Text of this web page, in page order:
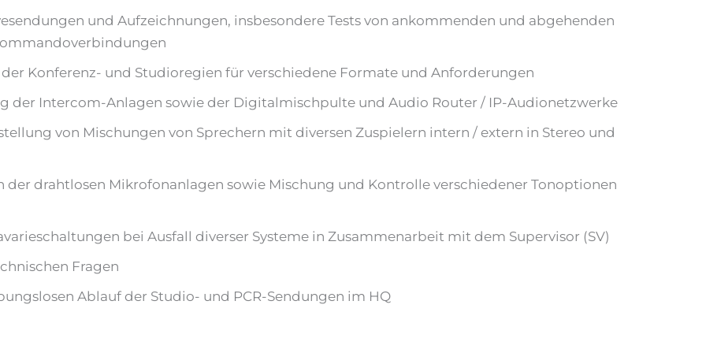
und Aufzeichnungen, insbesondere Tests von ankommenden und abgehenden
Konferenz- und Studioregien für verschiedene Formate und Anforderungen
der Intercom-Anlagen sowie der Digitalmischpulte und Audio Router / IP-Audionetzwerke
von Mischungen von Sprechern mit diversen Zuspielern intern / extern in Stereo und
drahtlosen Mikrofonanlagen sowie Mischung und Kontrolle verschiedener Tonoptionen
bei Ausfall diverser Systeme in Zusammenarbeit mit dem Supervisor (SV)
Fragen
Ablauf der Studio- und PCR-Sendungen im HQ